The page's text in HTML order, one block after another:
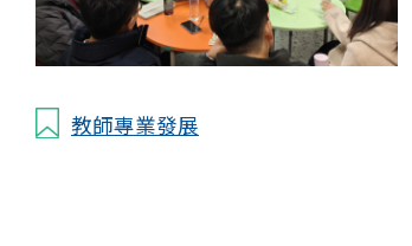
教師專業發展